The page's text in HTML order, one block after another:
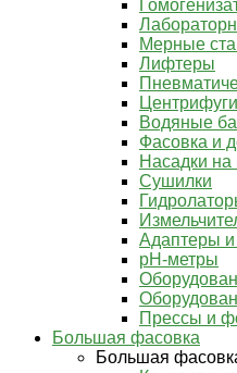
Мерные
Лифтеры
Центрифуги
Водяные
Фасовка и
Насадки на
Сушилки
Адаптеры и
pH-метры
Прессы и
Большая фасовка
Большая